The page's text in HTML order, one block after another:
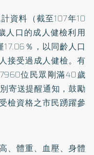
資料（截至107年10
人口的成人健檢利用
％，以同齡人口
接受過成人健檢。有
位民眾剛滿40歲
寄送提醒通知，鼓勵
檢資格之市民踴躍參
、體重、血壓、身體